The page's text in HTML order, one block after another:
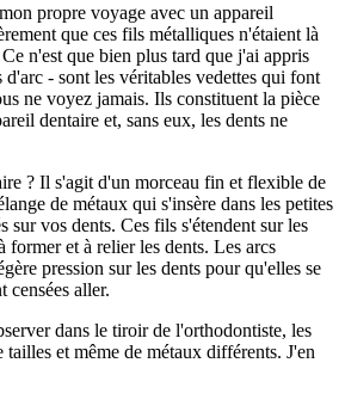
propre voyage avec un appareil
que ces fils métalliques n'étaient là
n'est que bien plus tard que j'ai appris
- sont les véritables vedettes qui font
ne voyez jamais. Ils constituent la pièce
dentaire et, sans eux, les dents ne
? Il s'agit d'un morceau fin et flexible de
de métaux qui s'insère dans les petites
sur vos dents. Ces fils s'étendent sur les
former et à relier les dents. Les arcs
pression sur les dents pour qu'elles se
censées aller.
dans le tiroir de l'orthodontiste, les
tailles et même de métaux différents. J'en